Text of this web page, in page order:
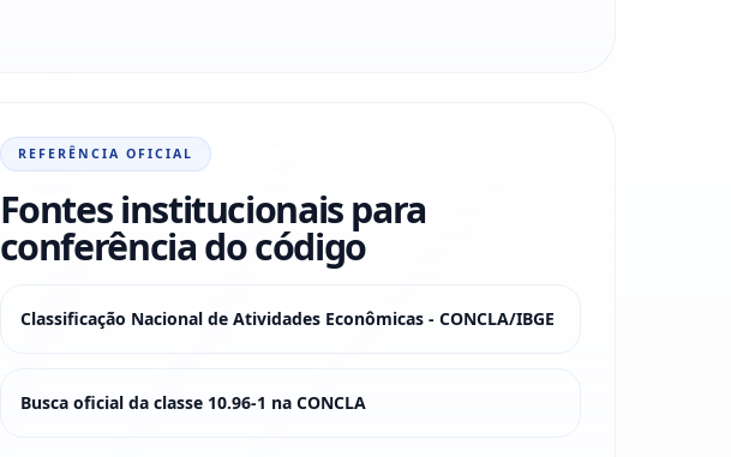
REFERÊNCIA OFICIAL
Fontes institucionais para
conferência do código
Classificação Nacional de Atividades Econômicas - CONCLA/IBGE
Busca oficial da classe 10.96-1 na CONCLA